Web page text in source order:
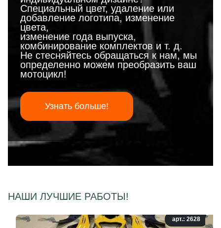
Специальный цвет, удаление или
добавление логотипа, изменение
цвета,
изменение года выпуска,
комбинирование комплектов и т. д.
Не стесняйтесь обращаться к нам, мы
определенно можем преобразить ваш
мотоцикл!
Узнать больше!
НАШИ ЛУЧШИЕ РАБОТЫ!
арт.: 2628